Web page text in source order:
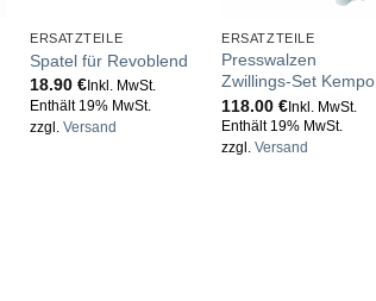
ERSATZTEILE
Spatel für Revoblend
18.90€ Inkl. MwSt.
Enthält 19% MwSt.
zzgl.Versand
ERSATZTEILE
Presswalzen
Zwillings-Set Kempo
118.00€ Inkl. MwSt.
Enthält 19% MwSt.
zzgl.Versand